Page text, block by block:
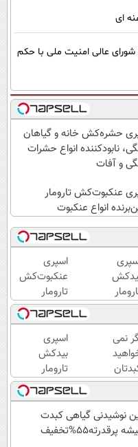
ای
عالی امنیت ملی با حکم
حشره‌کش خانه و گیاهان
نابودکننده انواع حشرات
و آفات
عنکبوت‌‌کش تارومار
انواع عنکبوت
اسپری
عنکبوت‌‌کش
تارومار
ازبین‌برنده
انواع
عنکبوت
نمی
این
اسپری
بیدکش
تارومار
با
اثرفوری
،
محافظ
نوشیدنی گیاهی کبدت
پرقدرته55%تخفیف